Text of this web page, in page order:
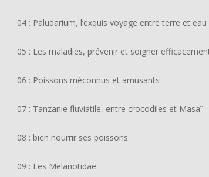
04 : Paludarium, l’exquis voyage entre terre et eau
05 : Les maladies, prévenir et soigner
06 : Poissons méconnus et amusants
07 : Tanzanie fluviatile, entre crocodiles et Masaï
08 : bien nourrir ses poissons
09 : Les Melanotidae